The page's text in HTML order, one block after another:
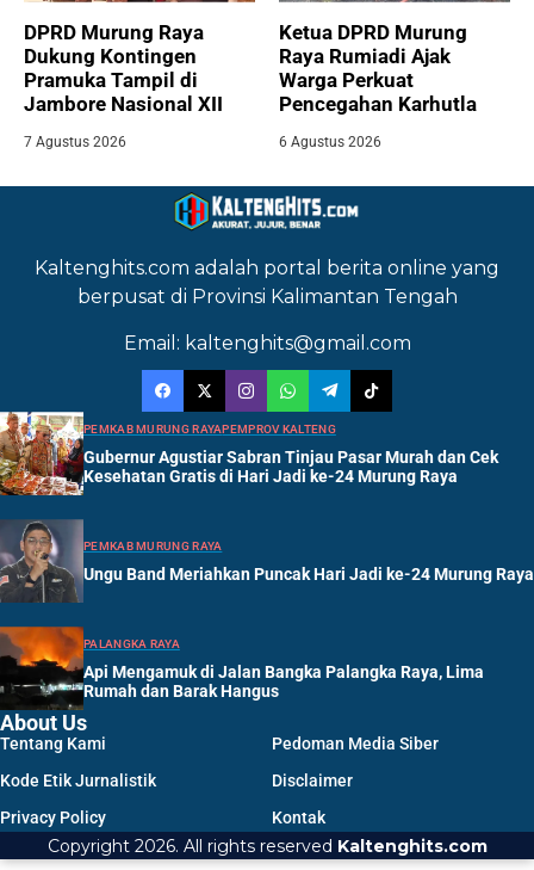
DPRD Murung Raya
Dukung Kontingen
Pramuka Tampil di
Jambore Nasional XII
7 Agustus 2026
Ketua DPRD Murung
Raya Rumiadi Ajak
Warga Perkuat
Pencegahan Karhutla
6 Agustus 2026
Kaltenghits.com adalah portal berita online yang
berpusat di Provinsi Kalimantan Tengah
Email: kaltenghits@gmail.com
PEMKAB MURUNG RAYAPEMPROV KALTENG
Gubernur Agustiar Sabran Tinjau Pasar Murah dan Cek
Kesehatan Gratis di Hari Jadi ke-24 Murung Raya
PEMKAB MURUNG RAYA
Ungu Band Meriahkan Puncak Hari Jadi ke-24 Murung Raya
PALANGKA RAYA
Api Mengamuk di Jalan Bangka Palangka Raya, Lima
Rumah dan Barak Hangus
About Us
Tentang Kami
Pedoman Media Siber
Kode Etik Jurnalistik
Disclaimer
Privacy Policy
Kontak
Copyright 2026. All rights reserved Kaltenghits.com